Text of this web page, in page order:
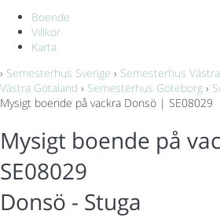
Boende
Villkor
Karta
› Semesterhus Sverige › Semesterhus
Västra Götaland › Semesterhus Göteborg ›
Mysigt boende på vackra Donsö | SE08029
Mysigt boende på
SE08029
Donsö - Stuga